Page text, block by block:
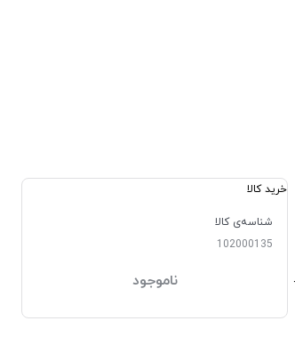
خرید کالا
شناسه‌ی کالا
102000135
ناموجود